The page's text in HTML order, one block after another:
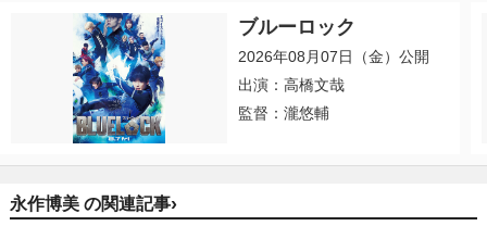
ブルーロック
2026年08月07日（金）公開
出演：高橋文哉
監督：瀧悠輔
永作博美 の関連記事›